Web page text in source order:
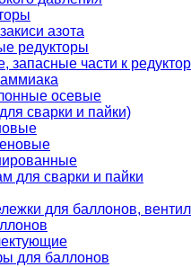
азота
редукторы
запасные части к
осевые
сварки и пайки)
для сварки и пайки
для баллонов,
для баллонов